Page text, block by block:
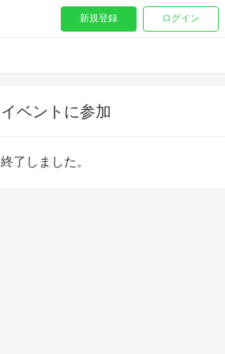
イベントに参加
終了しました。
新規登録 ログイン